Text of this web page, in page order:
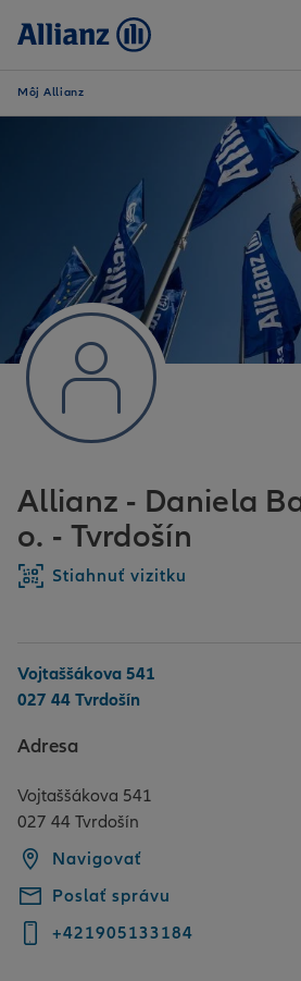
Môj Allianz
Allianz - Daniela
o. - Tvrdošín
Stiahnuť vizitku
Vojtaššákova 541
027 44 Tvrdošín
Adresa
Vojtaššákova 541
027 44 Tvrdošín
Navigovať
Poslať správu
+421905133184